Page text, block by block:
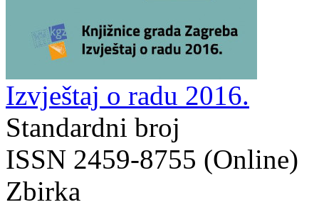
Izvještaj o radu 2016.
Standardni broj
ISSN 2459-8755 (Online)
Zbirka